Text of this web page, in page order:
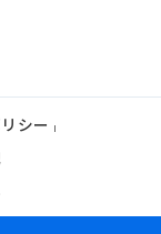
シー |